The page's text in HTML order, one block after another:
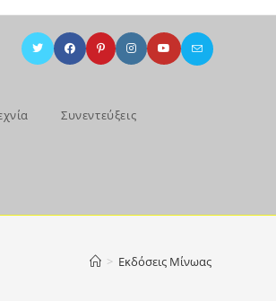
Συνεντεύξεις
> Εκδόσεις Μίνωας